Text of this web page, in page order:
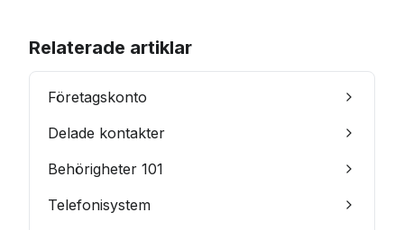
Relaterade artiklar
Företagskonto
Delade kontakter
Behörigheter 101
Telefonisystem